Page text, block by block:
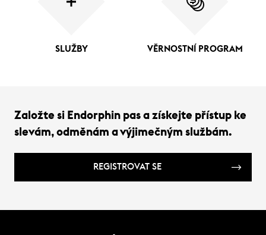
SLUŽBY VĚRNOSTNÍ PROGRAM
Založte si Endorphin pas a získejte přístup ke
slevám, odměnám a výjimečným službám.
REGISTROVAT SE